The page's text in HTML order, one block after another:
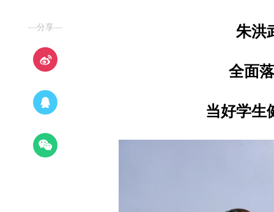
—分享— 朱洪
全面
当好学生